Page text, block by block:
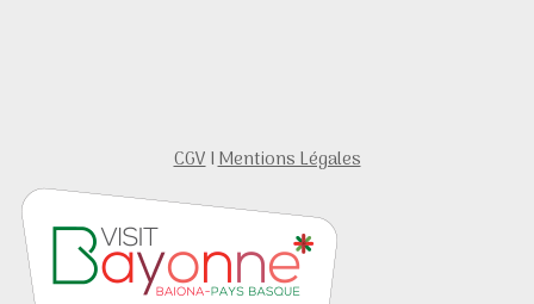
CGVIMentions Légales